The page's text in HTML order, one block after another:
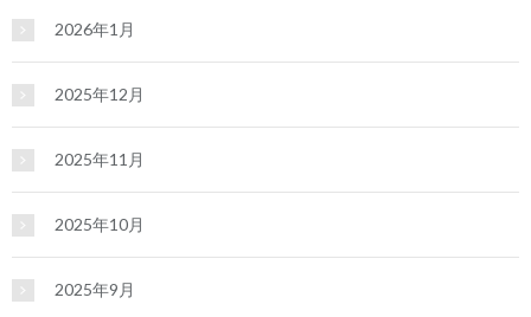
2026年1月
2025年12月
2025年11月
2025年10月
2025年9月